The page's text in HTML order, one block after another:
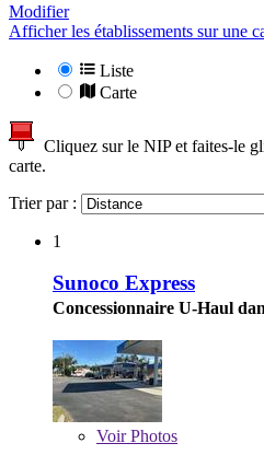
Modifier
Afficher les établissements sur une
Liste
Carte
Cliquez sur le NIP et faites-le
carte.
Trier par :
1
Sunoco Express
Concessionnaire U-Haul
VoirPhotos